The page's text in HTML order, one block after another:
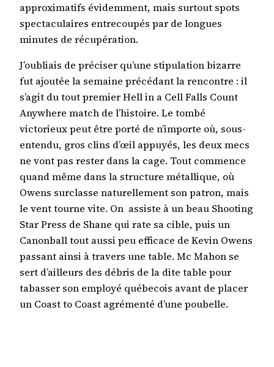
approximatifs évidemment, mais surtout spots
spectaculaires entrecoupés par de longues
minutes de récupération.
J’oubliais de préciser qu’une stipulation bizarre
fut ajoutée la semaine précédant la rencontre : il
s’agit du tout premier Hell in a Cell Falls Count
Anywhere match de l’histoire. Le tombé
victorieux peut être porté de n’importe où, sous-
entendu, gros clins d’œil appuyés, les deux mecs
ne vont pas rester dans la cage. Tout commence
quand même dans la structure métallique, où
Owens surclasse naturellement son patron, mais
le vent tourne vite. On assiste à un beau Shooting
Star Press de Shane qui rate sa cible, puis un
Canonball tout aussi peu efficace de Kevin Owens
passant ainsi à travers une table. Mc Mahon se
sert d’ailleurs des débris de la dite table pour
tabasser son employé québecois avant de placer
un Coast to Coast agrémenté d’une poubelle.